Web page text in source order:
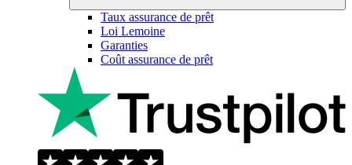
Taux assurance de prêt
Loi Lemoine
Garanties
Coût assurance de prêt